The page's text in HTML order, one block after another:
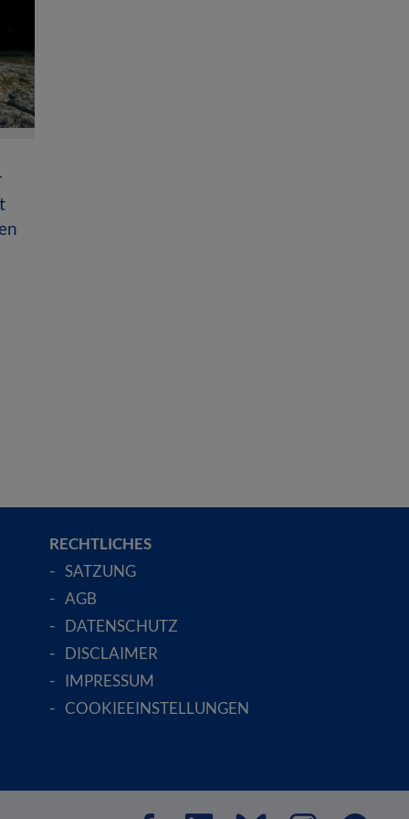
RECHTLICHES
SATZUNG
AGB
DATENSCHUTZ
DISCLAIMER
IMPRESSUM
COOKIEEINSTELLUNGEN